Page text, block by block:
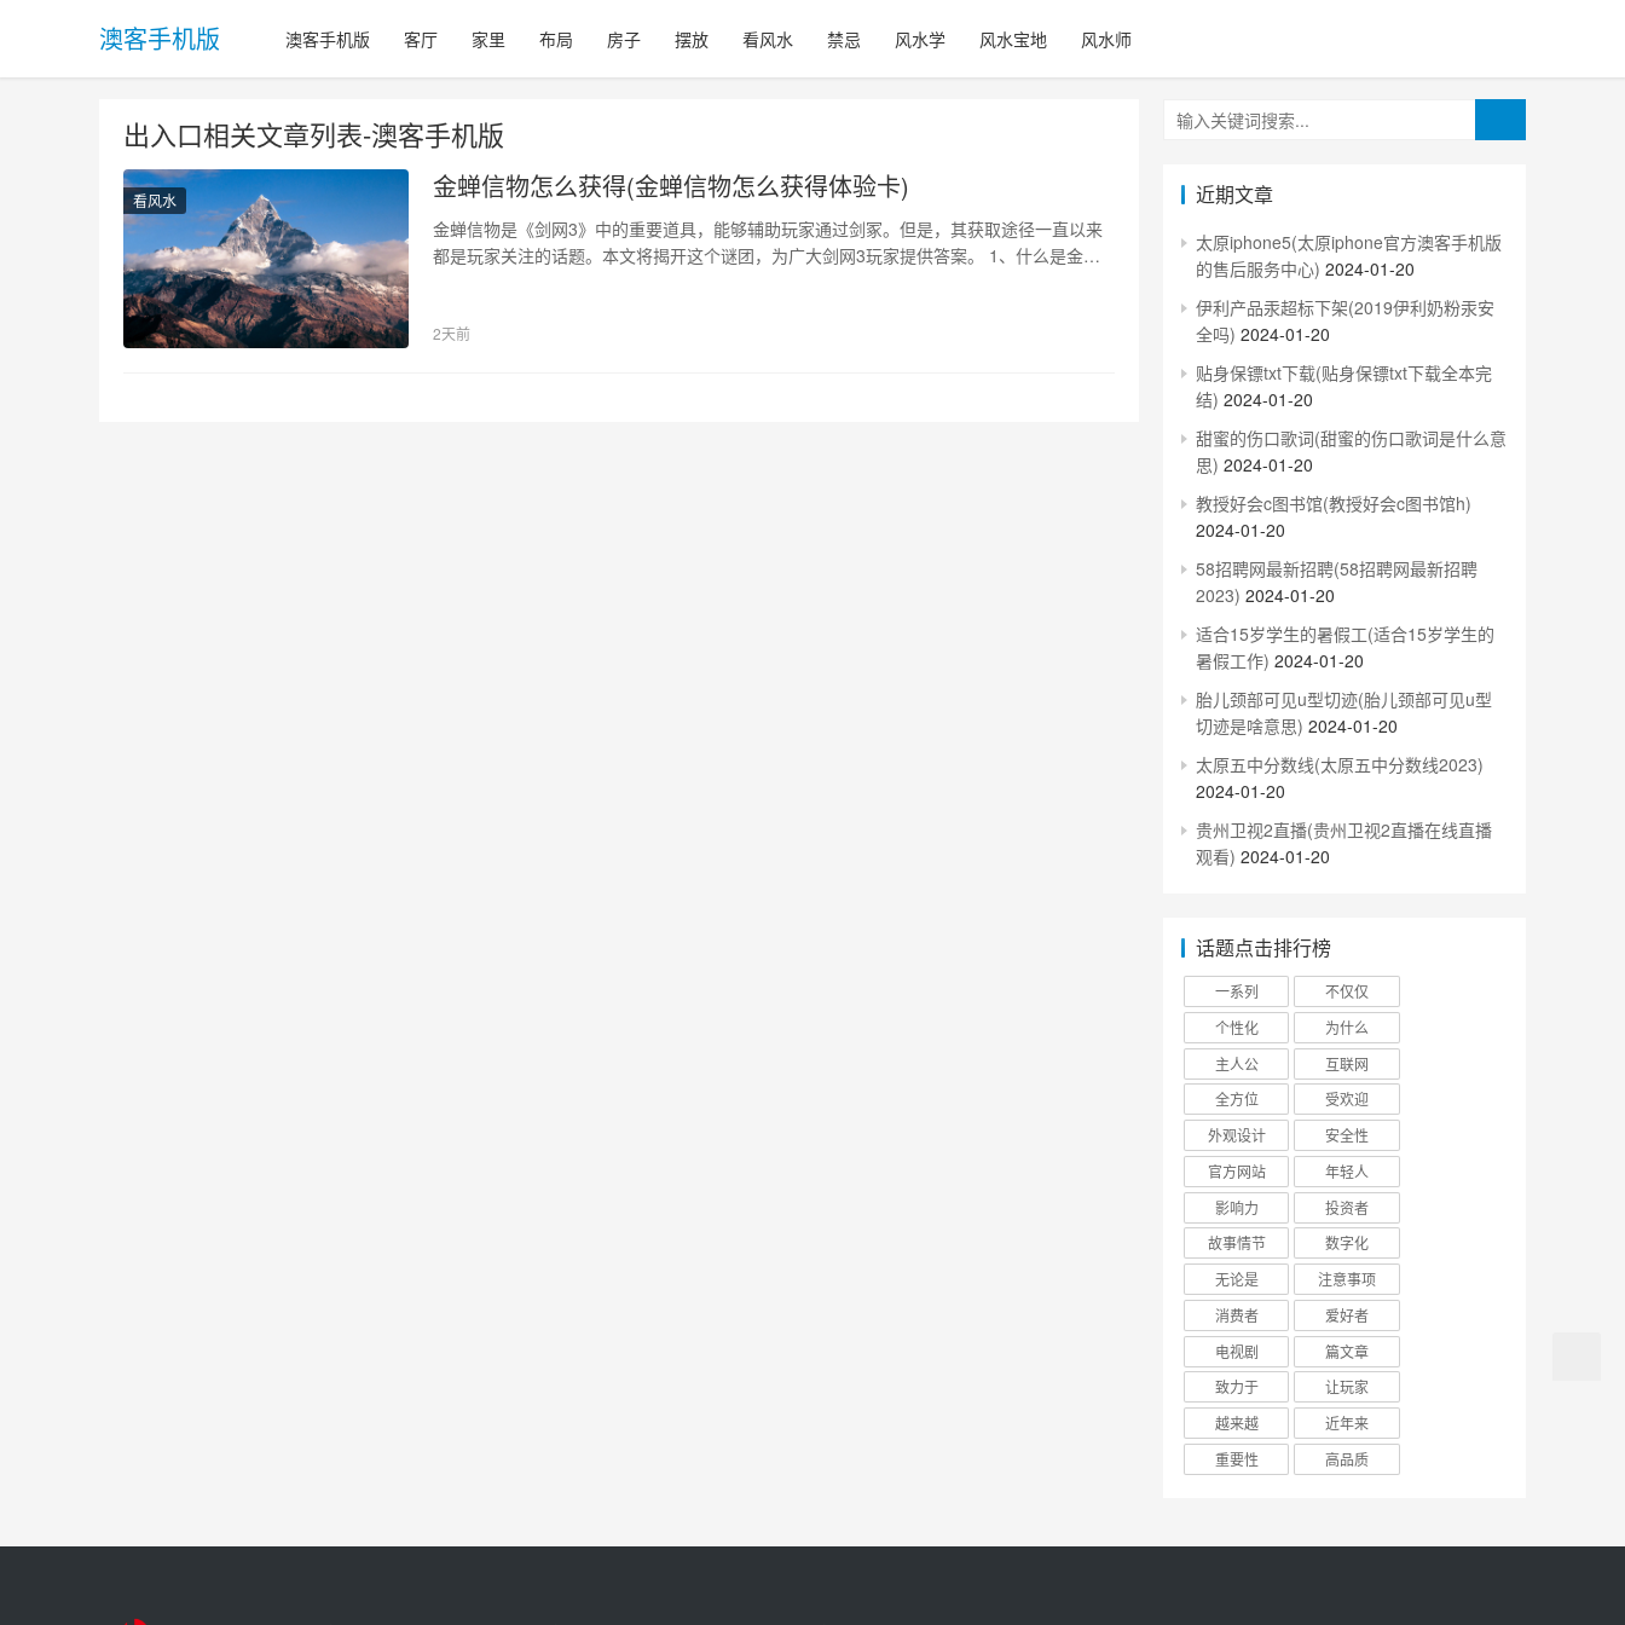
澳客手机版 澳客手机版 客厅 家里 布局 房子 摆放 看风水 禁忌 风水学 风水宝地 风水师
出入口相关文章列表-澳客手机版
看风水 金蝉信物怎么获得(金蝉信物怎么获得体验卡)
金蝉信物是《剑网3》中的重要道具，能够辅助玩家通过剑冢。但是，其获取途径一直以来
都是玩家关注的话题。本文将揭开这个谜团，为广大剑网3玩家提供答案。 1、什么是金蝉
玩家可以通过以下方式获取金蝉信物：…
2天前
近期文章
太原iphone5(太原iphone官方澳客手机版
的售后服务中心) 2024-01-20
伊利产品汞超标下架(2019伊利奶粉汞安
全吗) 2024-01-20
贴身保镖txt下载(贴身保镖txt下载全本完
结) 2024-01-20
甜蜜的伤口歌词(甜蜜的伤口歌词是什么意
思) 2024-01-20
教授好会c图书馆(教授好会c图书馆h)
2024-01-20
58招聘网最新招聘(58招聘网最新招聘
2023) 2024-01-20
适合15岁学生的暑假工(适合15岁学生的
暑假工作) 2024-01-20
胎儿颈部可见u型切迹(胎儿颈部可见u型
切迹是啥意思) 2024-01-20
太原五中分数线(太原五中分数线2023)
2024-01-20
贵州卫视2直播(贵州卫视2直播在线直播
观看) 2024-01-20
话题点击排行榜
一系列
不仅仅
个性化
为什么
主人公
互联网
全方位
受欢迎
外观设计
安全性
官方网站
年轻人
影响力
投资者
故事情节
数字化
无论是
注意事项
消费者
爱好者
电视剧
篇文章
致力于
让玩家
越来越
近年来
重要性
高品质